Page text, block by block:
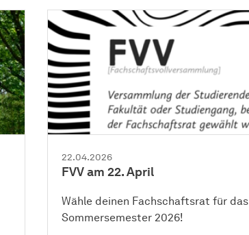
22.04.2026
FVV am 22. April
Wähle deinen Fachschaftsrat für das
Sommersemester 2026!